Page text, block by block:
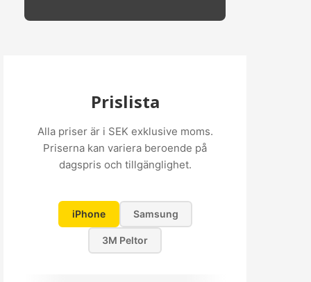
Prislista
Alla priser är i SEK exklusive moms.
Priserna kan variera beroende på
dagspris och tillgänglighet.
iPhone Samsung
3M Peltor